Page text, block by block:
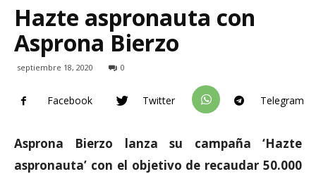
Hazte aspronauta con
Asprona Bierzo
septiembre 18, 2020 0
Facebook Twitter Telegram
Asprona Bierzo lanza su campaña ‘Hazte
aspronauta’ con el objetivo de recaudar 50.000